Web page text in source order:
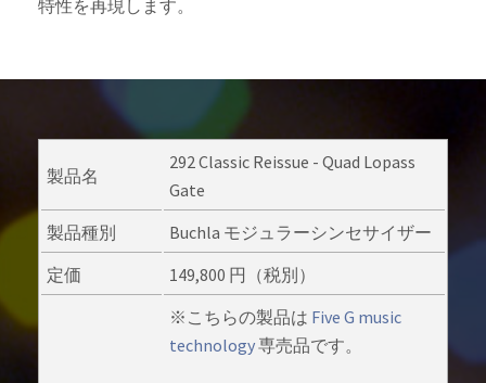
特性を再現します。
製品名
292 Classic Reissue - Quad Lopass
Gate
製品種別
Buchla モジュラーシンセサイザー
定価
149,800 円（税別）
※こちらの製品は Five G music
technology専売品です。